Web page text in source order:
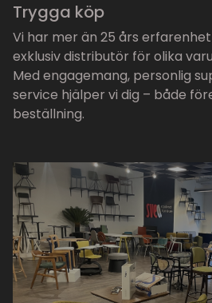
Trygga köp
Vi har mer än 25 års
exklusiv distributör för olika
Med engagemang, personlig
service hjälper vi dig – både
beställning.